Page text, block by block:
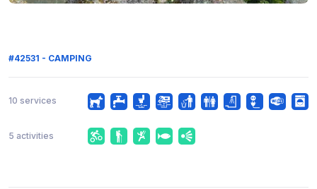
#42531 - CAMPING
10 services
5 activities